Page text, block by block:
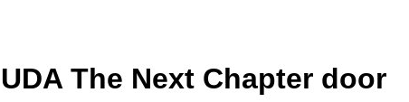
UDA The Next Chapter door